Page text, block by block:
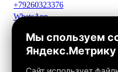
+79260323376
WhatsApp
Макс
info@fox-kamin.ru
Наш адрес
Мы спользуем
Яндекс.Метрику